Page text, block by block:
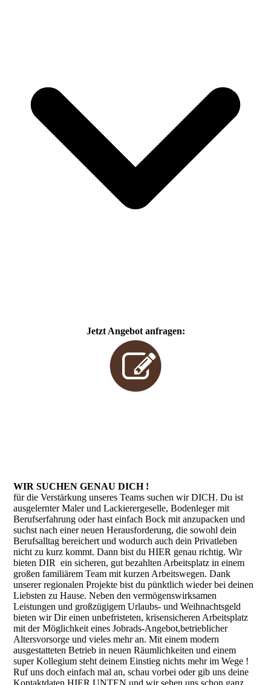
Jetzt Angebot anfragen:
WIR SUCHEN GENAU DICH !
für die Verstärkung unseres Teams suchen wir DICH. Du ist
ausgelernter Maler und Lackierergeselle, Bodenleger mit
Berufserfahrung oder hast einfach Bock mit anzupacken und
suchst nach einer neuen Herausforderung, die sowohl dein
Berufsalltag bereichert und wodurch auch dein Privatleben
nicht zu kurz kommt. Dann bist du HIER genau richtig. Wir
bieten DIR ein sicheren, gut bezahlten Arbeitsplatz in einem
großen familiärem Team mit kurzen Arbeitswegen. Dank
unserer regionalen Projekte bist du pünktlich wieder bei deinen
Liebsten zu Hause. Neben den vermögenswirksamen
Leistungen und großzügigem Urlaubs- und Weihnachtsgeld
bieten wir Dir einen unbefristeten, krisensicheren Arbeitsplatz
mit der Möglichkeit eines Jobrads-Angebot,betrieblicher
Altersvorsorge und vieles mehr an. Mit einem modern
ausgestatteten Betrieb in neuen Räumlichkeiten und einem
super Kollegium steht deinem Einstieg nichts mehr im Wege !
Ruf uns doch einfach mal an, schau vorbei oder gib uns deine